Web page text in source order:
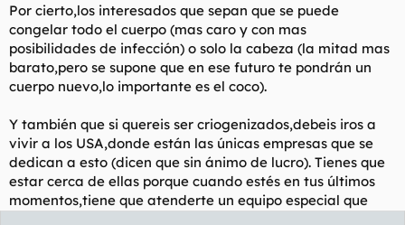
Por cierto,los interesados que sepan que se puede
congelar todo el cuerpo (mas caro y con mas
posibilidades de infección) o solo la cabeza (la mitad mas
barato,pero se supone que en ese futuro te pondrán un
cuerpo nuevo,lo importante es el coco).
Y también que si quereis ser criogenizados,debeis iros a
vivir a los USA,donde están las únicas empresas que se
dedican a esto (dicen que sin ánimo de lucro). Tienes que
estar cerca de ellas porque cuando estés en tus últimos
momentos,tiene que atenderte un equipo especial que